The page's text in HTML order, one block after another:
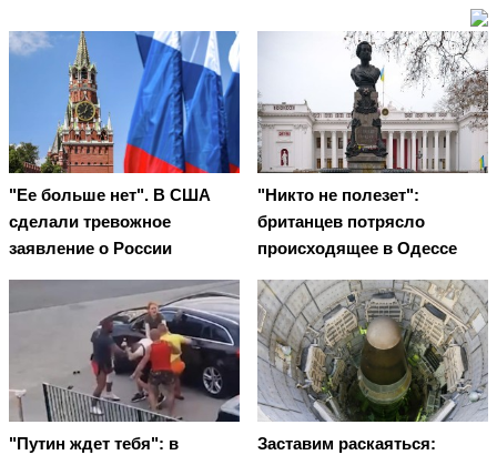
"Ее больше нет". В США
сделали тревожное
заявление о России
"Никто не полезет":
британцев потрясло
происходящее в Одессе
"Путин ждет тебя": в
Заставим раскаяться: